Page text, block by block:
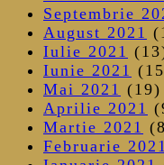
Septembrie
August 2021
Iulie 2021
Iunie 2021
Mai 2021 (19)
Aprilie 2021
Martie 2021
Februarie 2021